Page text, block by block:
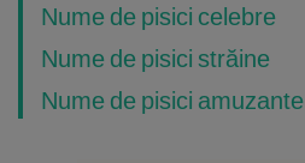
Nume de pisici celebre
Nume de pisici străine
Nume de pisici amuzante